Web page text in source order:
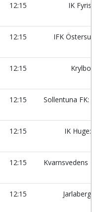
12:15 IK Fyris
12:15 IFK
12:15 Krylbo
12:15 Sollentuna FK:
12:15 IK
12:15 Kvarnsvedens
12:15 Jarlaberg